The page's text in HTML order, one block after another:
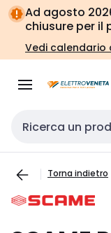
Vai alla
navigazione
Vai
alla
pagina
Ad agosto
chiusure per il
Vedi calendario
Cerca input
Torna indietro